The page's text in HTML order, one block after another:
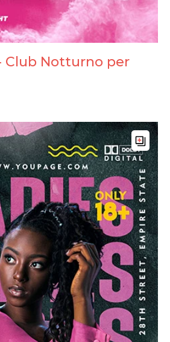
Club Notturno per